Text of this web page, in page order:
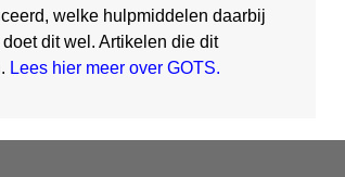
welke hulpmiddelen daarbij
dit wel. Artikelen die dit
Lees hier meer over GOTS.